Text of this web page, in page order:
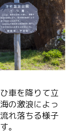
車を降りて立
の激浪によっ
れ落ちる様子
。